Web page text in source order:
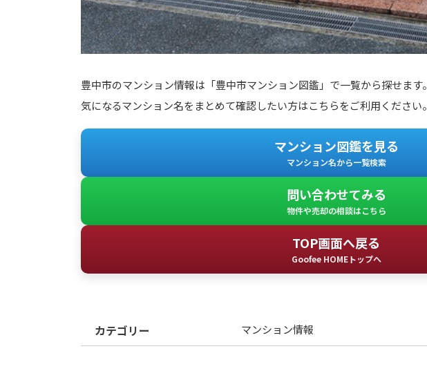
豊中市のマンション情報は「豊中市マンション図鑑」で一覧から探せます。
気になるマンション名をまとめて確認したい方はこちらをご利用ください。
マンション図鑑を見る
マンション名から一覧検索
問い合わせてみる
物件や売却の相談はこちら
TOP画面へ戻る
Goofee HOMEトップへ
カテゴリー マンション情報